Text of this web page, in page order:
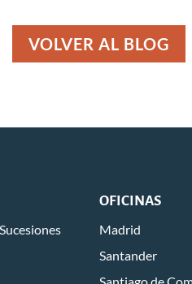
VOLVER AL BLOG
OFICINAS
Madrid
Santander